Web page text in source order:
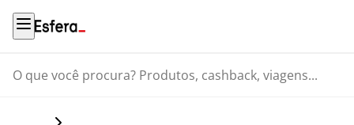
O que você procura? Produtos, cashback, viagens...